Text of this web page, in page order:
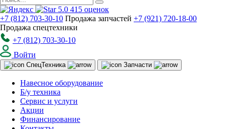
5.0 415 оценок
+7 (812) 703-30-10 Продажа запчастей +7 (921) 720-18-00
Продажа спецтехники
+7 (812) 703-30-10
Войти
СпецТехника Запчасти
Навесное оборудование
Б/у техника
Сервис и услуги
Акции
Финансирование